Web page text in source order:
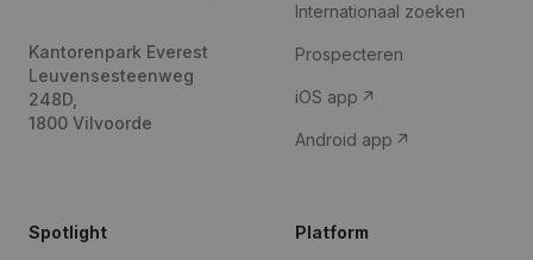
Kantorenpark Everest
Leuvensesteenweg
248D,
1800 Vilvoorde
Internationaal zoeken
Prospecteren
iOS app
Android app
Spotlight Platform